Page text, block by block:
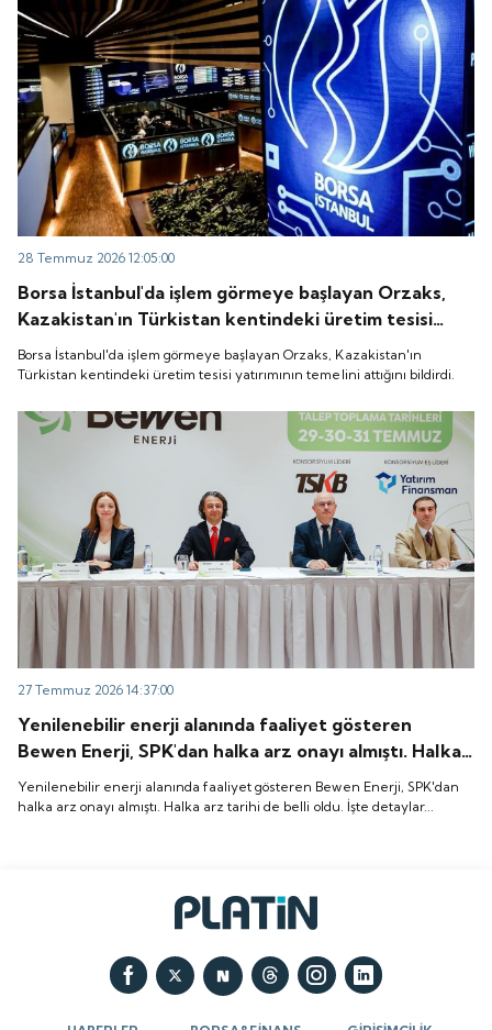
28 Temmuz 2026 12:05:00
Borsa İstanbul'da işlem görmeye başlayan Orzaks,
Kazakistan'ın Türkistan kentindeki üretim tesisi
yatırımının temelini attığını bildirdi.
Borsa İstanbul'da işlem görmeye başlayan Orzaks, Kazakistan'ın
Türkistan kentindeki üretim tesisi yatırımının temelini attığını bildirdi.
27 Temmuz 2026 14:37:00
Yenilenebilir enerji alanında faaliyet gösteren
Bewen Enerji, SPK'dan halka arz onayı almıştı. Halka
arz tarihi de belli oldu. İşte detaylar...
Yenilenebilir enerji alanında faaliyet gösteren Bewen Enerji, SPK'dan
halka arz onayı almıştı. Halka arz tarihi de belli oldu. İşte detaylar...